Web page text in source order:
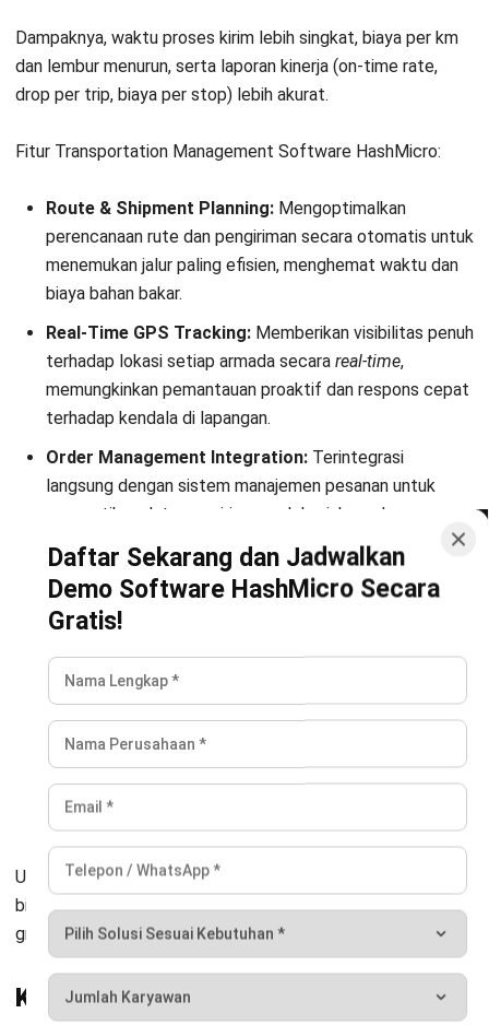
pemerintah, pedoman industri, serta publikasi terpercaya
untuk memastikan konten yang akurat dan relevan.
Pelajari lebih lanjut tentang cara kami menjaga
membacaPanduan Editorial kami.
KonsultasiGratisdan Dapatkan Solusi
Kontak Sekarang!